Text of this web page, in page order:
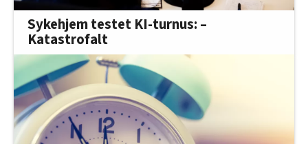
Sykehjem testet KI-turnus: –
Katastrofalt